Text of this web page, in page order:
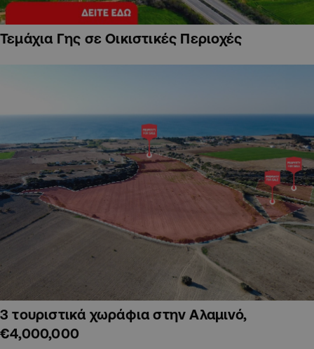
Τεμάχια Γης σε Οικιστικές Περιοχές
3 τουριστικά χωράφια στην Αλαμινό,
€4,000,000